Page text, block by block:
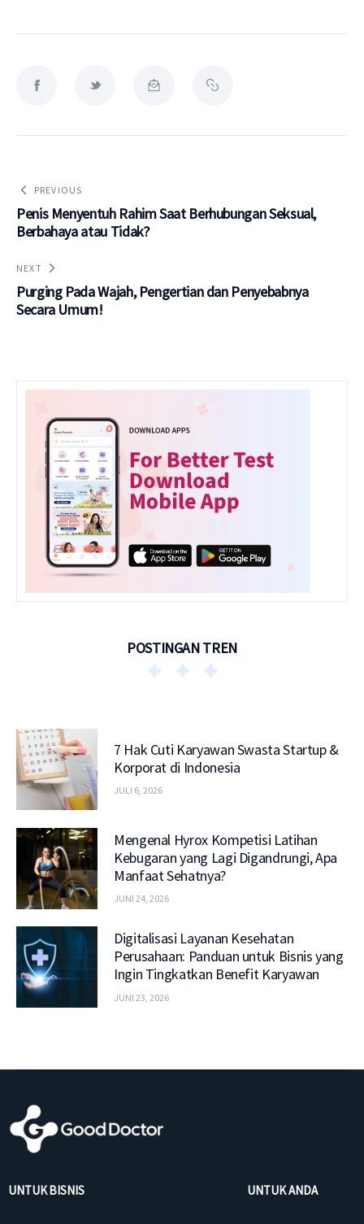
PREVIOUS
Penis Menyentuh Rahim Saat Berhubungan Seksual,
Berbahaya atau Tidak?
NEXT
Purging Pada Wajah, Pengertian dan Penyebabnya
Secara Umum!
POSTINGAN TREN
7 Hak Cuti Karyawan Swasta Startup &
Korporat di Indonesia
JULI 6, 2026
Mengenal Hyrox Kompetisi Latihan
Kebugaran yang Lagi Digandrungi, Apa
Manfaat Sehatnya?
JUNI 24, 2026
Digitalisasi Layanan Kesehatan
Perusahaan: Panduan untuk Bisnis yang
Ingin Tingkatkan Benefit Karyawan
JUNI 23, 2026
UNTUK BISNIS UNTUK ANDA